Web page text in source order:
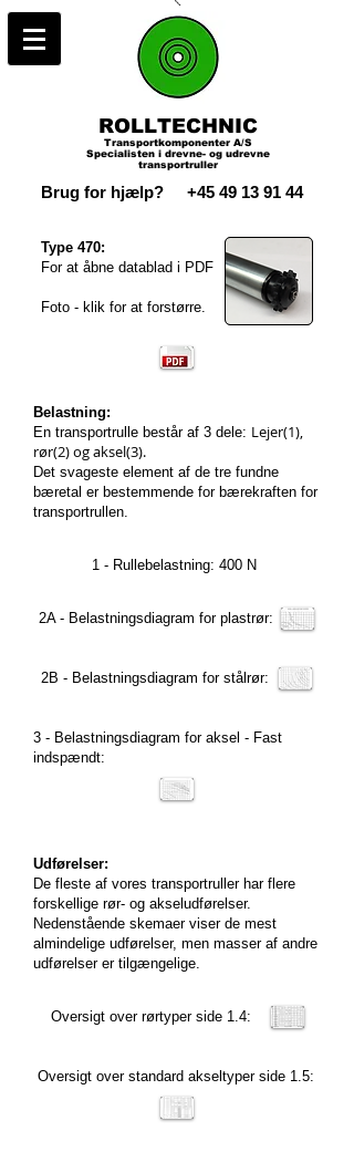
ROLLTECHNIC
Transportkomponenter A/S
Specialisten i drevne- og udrevne
transportruller
Brug for hjælp? +45 49 13 91 44
Type 470:
For at åbne datablad i PDF
Foto - klik for at forstørre.
Belastning:
En transportrulle består af 3 dele: Lejer(1),
rør(2) og aksel(3).
Det svageste element af de tre fundne
bæretal er bestemmende for bærekraften for
transportrullen.
1 - Rullebelastning: 400 N
2A - Belastningsdiagram for plastrør:
2B - Belastningsdiagram for stålrør:
3 - Belastningsdiagram for aksel - Fast
indspændt:
Udførelser:
De fleste af vores transportruller har flere
forskellige rør- og akseludførelser.
Nedenstående skemaer viser de mest
almindelige udførelser, men masser af andre
udførelser er tilgængelige.
Oversigt over rørtyper side 1.4:
Oversigt over standard akseltyper side 1.5: